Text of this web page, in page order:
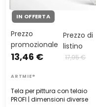
IN OFFERTA
Tela per pittura con telaio
PROFI | dimensioni diverse
Prezzo
promozionale
13,46 €
Prezzo di
listino
17,95 €
ARTMIE®